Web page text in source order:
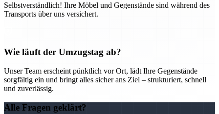
Selbstverständlich! Ihre Möbel und Gegenstände sind während des
Transports über uns versichert.
Wie läuft der Umzugstag ab?
Unser Team erscheint pünktlich vor Ort, lädt Ihre Gegenstände
sorgfältig ein und bringt alles sicher ans Ziel – strukturiert, schnell
und zuverlässig.
Alle Fragen geklärt?